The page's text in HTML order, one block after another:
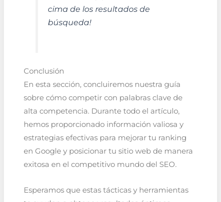
cima de los resultados de
búsqueda!
Conclusión
En esta sección, concluiremos nuestra guía
sobre cómo competir con palabras clave de
alta competencia. Durante todo el artículo,
hemos proporcionado información valiosa y
estrategias efectivas para mejorar tu ranking
en Google y posicionar tu sitio web de manera
exitosa en el competitivo mundo del SEO.
Esperamos que estas tácticas y herramientas